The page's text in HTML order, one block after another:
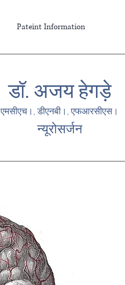
Pateint Information
डॉ. अजय हेगड़े
एमसीएच।, डीएनबी।, एफआरसीएस।
न्यूरोसर्जन